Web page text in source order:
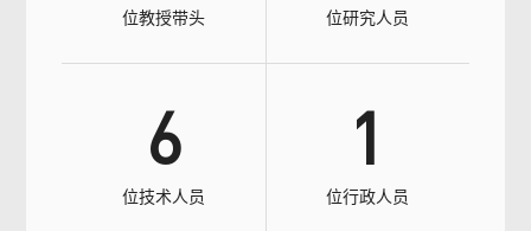
位教授带头 位研究人员
6
位技术人员
1
位行政人员